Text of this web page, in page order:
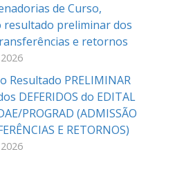
de Curso,
resultado preliminar dos
e retornos
Resultado PRELIMINAR
DEFERIDOS do EDITAL
PROGRAD (ADMISSÃO
E RETORNOS)